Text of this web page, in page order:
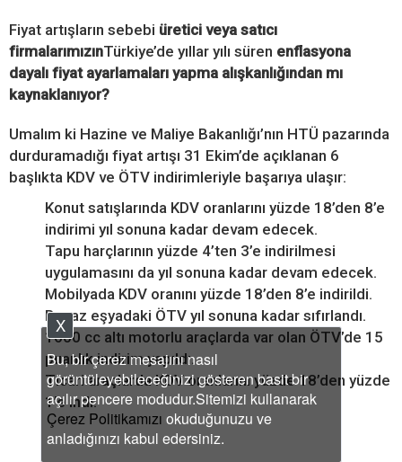
Fiyat artışların sebebi üretici veya satıcı
firmalarımızınTürkiye’de yıllar yılı süren enflasyona
dayalı fiyat ayarlamaları yapma alışkanlığından mı
kaynaklanıyor?
Umalım ki Hazine ve Maliye Bakanlığı’nın HTÜ pazarında
durduramadığı fiyat artışı 31 Ekim’de açıklanan 6
başlıkta KDV ve ÖTV indirimleriyle başarıya ulaşır:
Konut satışlarında KDV oranlarını yüzde 18’den 8’e
indirimi yıl sonuna kadar devam edecek.
Tapu harçlarının yüzde 4’ten 3’e indirilmesi
uygulamasını da yıl sonuna kadar devam edecek.
Mobilyada KDV oranını yüzde 18’den 8’e indirildi.
Beyaz eşyadaki ÖTV yıl sonuna kadar sıfırlandı.
1600 cc altı motorlu araçlarda var olan ÖTV’de 15
puanlık indirim yapıldı.
Ticari araçlarda KDV oranlarını yüzde 18’den yüzde
1’e indi.
Bu, bir çerez mesajını nasıl
görüntüleyebileceğinizi gösteren basit bir
açılır pencere modudur.Sitemizi kullanarak
Çerez Politikamızı okuduğunuzu ve
anladığınızı kabul edersiniz.
X